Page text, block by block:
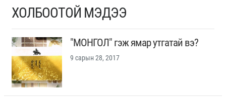
ХОЛБООТОЙ МЭДЭЭ
"МОНГОЛ" гэж ямар утгатай вэ?
9 сарын 28, 2017